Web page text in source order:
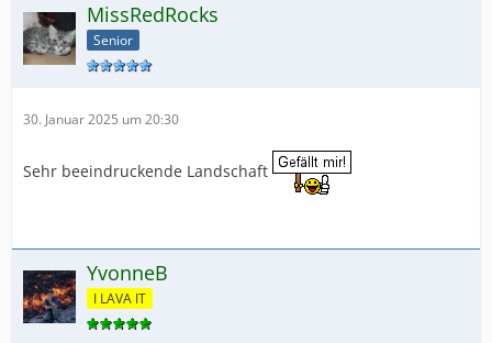
MissRedRocks
Senior
30. Januar 2025 um 20:30
Sehr beeindruckende Landschaft
YvonneB
I LAVA IT